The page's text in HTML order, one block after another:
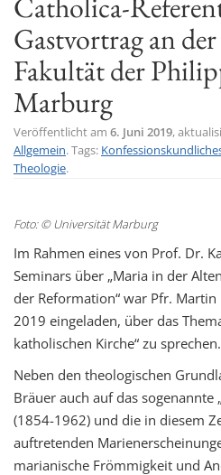
Gastvortrag an
Fakultät der
Marburg
Veröffentlicht am 6. Juni 2019,
Allgemein. Tags:
Theologie.
Foto: © Universität Marburg
Im Rahmen eines von Prof. Dr.
Seminars über „Maria in der
der Reformation“ war Pfr. Martin
2019 eingeladen, über das
katholischen Kirche“ zu sprechen.
Neben den theologischen
Bräuer auch auf das sogenannte
(1854-1962) und die in diesem
auftretenden
marianische Frömmigkeit und